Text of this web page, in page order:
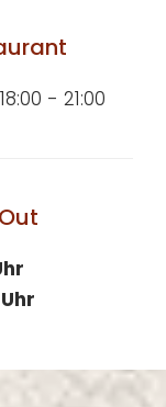
18:00 - 21:00